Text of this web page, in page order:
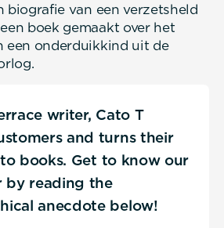
biografie van een verzetsheld
boek gemaakt over het
een onderduikkind uit de
writer, Cato T
and turns their
books. Get to know our
by reading the
anecdote below!